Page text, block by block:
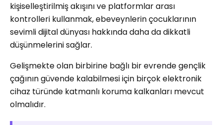
kişiselleştirilmiş akışını ve platformlar arası
kontrolleri kullanmak, ebeveynlerin çocuklarının
sevimli dijital dünyası hakkında daha da dikkatli
düşünmelerini sağlar.
Gelişmekte olan birbirine bağlı bir evrende gençlik
çağının güvende kalabilmesi için birçok elektronik
cihaz türünde katmanlı koruma kalkanları mevcut
olmalıdır.